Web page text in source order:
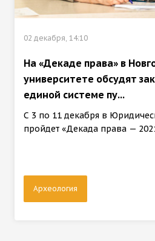
02 декабря, 14:10
На «Декаде права» в
университете обсудят
единой системе пу...
С 3 по 11 декабря в
пройдет «Декада права —
Археология